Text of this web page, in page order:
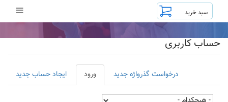
محتوای
≡
حساب کاربری
تب‌های
اولیه
ایجاد حساب جدید ورود
فعال)
درخواست گذرواژه جدید